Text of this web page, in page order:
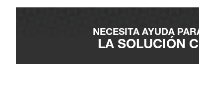
NECESITA AYUDA
LA SOLUCIÓN